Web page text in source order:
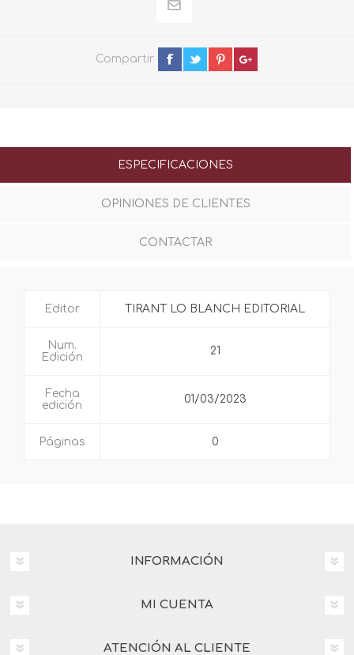
Compartir
ESPECIFICACIONES
OPINIONES DE CLIENTES
CONTACTAR
Editor TIRANT LO BLANCH EDITORIAL
Num.
Edición
21
Fecha
edición
01/03/2023
Páginas 0
INFORMACIÓN
MI CUENTA
ATENCIÓN AL CLIENTE